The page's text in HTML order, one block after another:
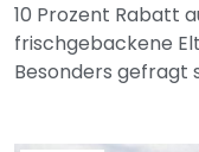
10 Prozent Rabatt
frischgebackene
Besonders gefragt